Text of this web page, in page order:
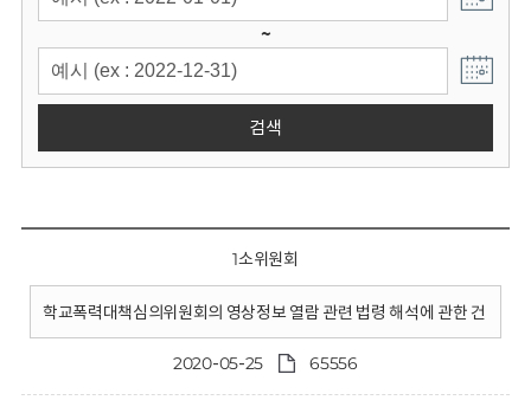
~
검색
1소위원회
학교폭력대책심의위원회의 영상정보 열람 관련 법령 해석에 관한 건
2020-05-25 65556